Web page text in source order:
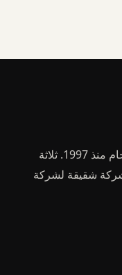
جزء من عمليات عائلة العجمي في الرخام منذ 1997. ثلاثة
شقيقة لشركة